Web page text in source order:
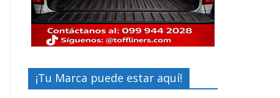
¡Tu Marca puede estar aquí!